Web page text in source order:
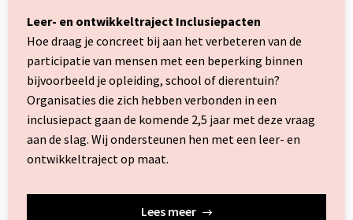
Leer- en ontwikkeltraject Inclusiepacten
Hoe draag je concreet bij aan het verbeteren van de
participatie van mensen met een beperking binnen
bijvoorbeeld je opleiding, school of dierentuin?
Organisaties die zich hebben verbonden in een
inclusiepact gaan de komende 2,5 jaar met deze vraag
aan de slag. Wij ondersteunen hen met een leer- en
ontwikkeltraject op maat.
Lees meer